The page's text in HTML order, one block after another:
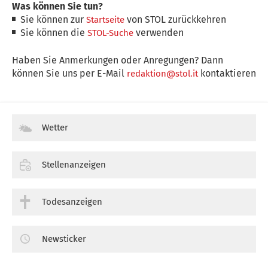
Was können Sie tun?
Sie können zurStartseite von STOL zurückkehren
Sie können dieSTOL-Suche verwenden
Haben Sie Anmerkungen oder Anregungen? Dann
können Sie uns per E-Mail redaktion@stol.itkontaktieren
Wetter
Stellenanzeigen
Todesanzeigen
Newsticker